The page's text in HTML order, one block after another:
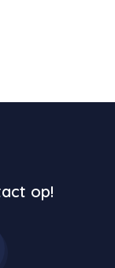
op!